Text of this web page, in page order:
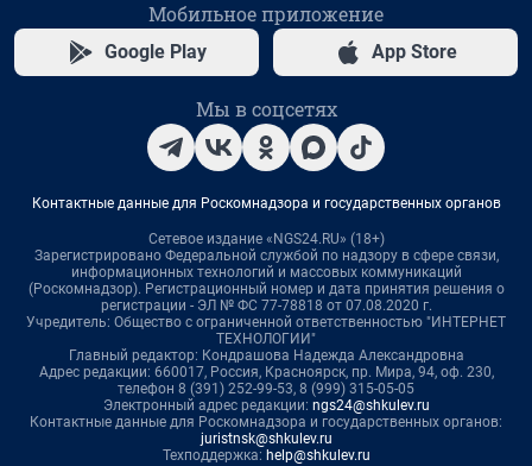
Мобильное приложение
Google Play App Store
Мы в соцсетях
Контактные данные для Роскомнадзора и государственных органов
Сетевое издание «NGS24.RU» (18+)
Зарегистрировано Федеральной службой по надзору в сфере связи,
информационных технологий и массовых коммуникаций
(Роскомнадзор). Регистрационный номер и дата принятия решения о
регистрации - ЭЛ № ФС 77-78818 от 07.08.2020 г.
Учредитель: Общество с ограниченной ответственностью "ИНТЕРНЕТ
ТЕХНОЛОГИИ"
Главный редактор: Кондрашова Надежда Александровна
Адрес редакции: 660017, Россия, Красноярск, пр. Мира, 94, оф. 230,
телефон 8 (391) 252-99-53, 8 (999) 315-05-05
Электронный адрес редакции: ngs24@shkulev.ru
Контактные данные для Роскомнадзора и государственных органов:
juristnsk@shkulev.ru
Техподдержка: help@shkulev.ru